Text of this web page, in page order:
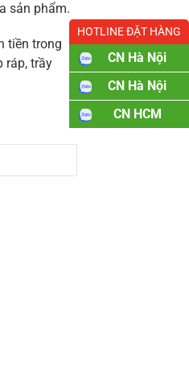
sản phẩm.
tiền trong
ráp, trầy
HOTLINE ĐẶT HÀNG
CN Hà Nội
CN Hà Nội
CN HCM